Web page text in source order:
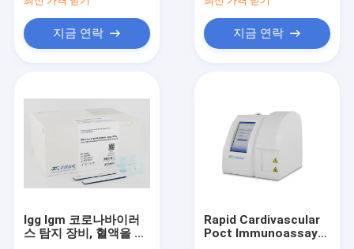
연락주세요
인용문을 요구하세요
코로나19 신속 진단 키트
콤보 래피드 테스트 키트
지금 연락 지금 연락
Igg Igm 코로나바이러
스 탐지 장비, 혈액을 가
Rapid Cardivascular
Poct Immunoassay